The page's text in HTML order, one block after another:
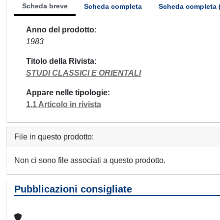
Scheda breve Scheda completa Scheda completa
Anno del prodotto
1983
Titolo della Rivista
STUDI CLASSICI E ORIENTALI
Appare nelle tipologie
1.1 Articolo in rivista
File in questo prodotto:
Non ci sono file associati a questo prodotto.
Pubblicazioni consigliate